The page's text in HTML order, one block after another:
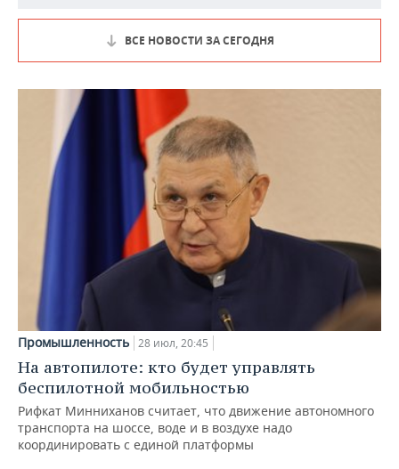
ВСЕ НОВОСТИ ЗА СЕГОДНЯ
Промышленность 28 июл, 20:45
На автопилоте: кто будет управлять
беспилотной мобильностью
Рифкат Минниханов считает, что движение автономного
транспорта на шоссе, воде и в воздухе надо
координировать с единой платформы